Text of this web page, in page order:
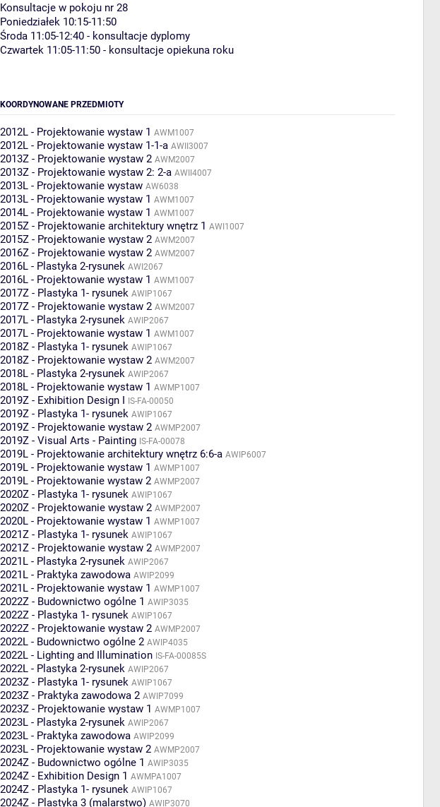
Konsultacje w pokoju nr 28
Poniedziałek 10:15-11:50
Środa 11:05-12:40 - konsultacje dyplomy
Czwartek 11:05-11:50 - konsultacje opiekuna roku
KOORDYNOWANE PRZEDMIOTY
2012L - Projektowanie wystaw 1 AWM1007
2012L - Projektowanie wystaw 1-1-a AWII3007
2013Z - Projektowanie wystaw 2 AWM2007
2013Z - Projektowanie wystaw 2: 2-a AWII4007
2013L - Projektowanie wystaw AW6038
2013L - Projektowanie wystaw 1 AWM1007
2014L - Projektowanie wystaw 1 AWM1007
2015Z - Projektowanie architektury wnętrz 1 AWI1007
2015Z - Projektowanie wystaw 2 AWM2007
2016Z - Projektowanie wystaw 2 AWM2007
2016L - Plastyka 2-rysunek AWI2067
2016L - Projektowanie wystaw 1 AWM1007
2017Z - Plastyka 1- rysunek AWIP1067
2017Z - Projektowanie wystaw 2 AWM2007
2017L - Plastyka 2-rysunek AWIP2067
2017L - Projektowanie wystaw 1 AWM1007
2018Z - Plastyka 1- rysunek AWIP1067
2018Z - Projektowanie wystaw 2 AWM2007
2018L - Plastyka 2-rysunek AWIP2067
2018L - Projektowanie wystaw 1 AWMP1007
2019Z - Exhibition Design I IS-FA-00050
2019Z - Plastyka 1- rysunek AWIP1067
2019Z - Projektowanie wystaw 2 AWMP2007
2019Z - Visual Arts - Painting IS-FA-00078
2019L - Projektowanie architektury wnętrz 6:6-a AWIP6007
2019L - Projektowanie wystaw 1 AWMP1007
2019L - Projektowanie wystaw 2 AWMP2007
2020Z - Plastyka 1- rysunek AWIP1067
2020Z - Projektowanie wystaw 2 AWMP2007
2020L - Projektowanie wystaw 1 AWMP1007
2021Z - Plastyka 1- rysunek AWIP1067
2021Z - Projektowanie wystaw 2 AWMP2007
2021L - Plastyka 2-rysunek AWIP2067
2021L - Praktyka zawodowa AWIP2099
2021L - Projektowanie wystaw 1 AWMP1007
2022Z - Budownictwo ogólne 1 AWIP3035
2022Z - Plastyka 1- rysunek AWIP1067
2022Z - Projektowanie wystaw 2 AWMP2007
2022L - Budownictwo ogólne 2 AWIP4035
2022L - Lighting and Illumination IS-FA-00085S
2022L - Plastyka 2-rysunek AWIP2067
2023Z - Plastyka 1- rysunek AWIP1067
2023Z - Praktyka zawodowa 2 AWIP7099
2023Z - Projektowanie wystaw 1 AWMP1007
2023L - Plastyka 2-rysunek AWIP2067
2023L - Praktyka zawodowa AWIP2099
2023L - Projektowanie wystaw 2 AWMP2007
2024Z - Budownictwo ogólne 1 AWIP3035
2024Z - Exhibition Design 1 AWMPA1007
2024Z - Plastyka 1- rysunek AWIP1067
2024Z - Plastyka 3 (malarstwo) AWIP3070